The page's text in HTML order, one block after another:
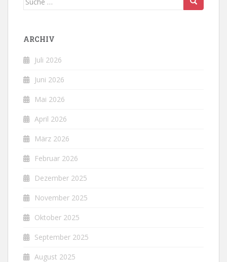
ARCHIV
Juli 2026
Juni 2026
Mai 2026
April 2026
März 2026
Februar 2026
Dezember 2025
November 2025
Oktober 2025
September 2025
August 2025